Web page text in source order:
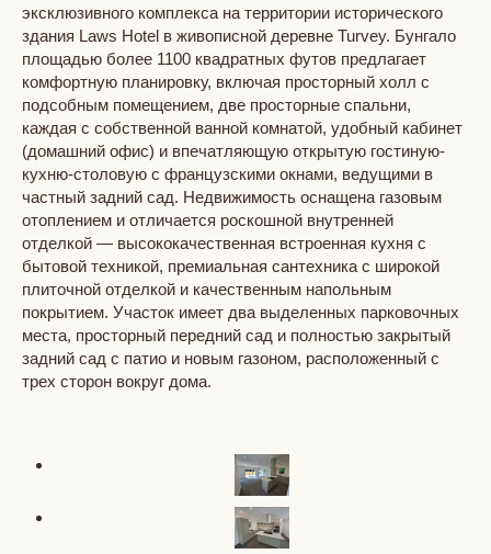
эксклюзивного комплекса на территории исторического
здания Laws Hotel в живописной деревне Turvey. Бунгало
площадью более 1100 квадратных футов предлагает
комфортную планировку, включая просторный холл с
подсобным помещением, две просторные спальни,
каждая с собственной ванной комнатой, удобный кабинет
(домашний офис) и впечатляющую открытую гостиную-
кухню-столовую с французскими окнами, ведущими в
частный задний сад. Недвижимость оснащена газовым
отоплением и отличается роскошной внутренней
отделкой — высококачественная встроенная кухня с
бытовой техникой, премиальная сантехника с широкой
плиточной отделкой и качественным напольным
покрытием. Участок имеет два выделенных парковочных
места, просторный передний сад и полностью закрытый
задний сад с патио и новым газоном, расположенный с
трех сторон вокруг дома.